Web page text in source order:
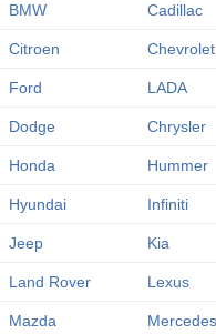
BMW Cadillac
Citroen Chevrolet
Ford LADA
Dodge Chrysler
Honda Hummer
Hyundai Infiniti
Jeep Kia
Land Rover Lexus
Mazda